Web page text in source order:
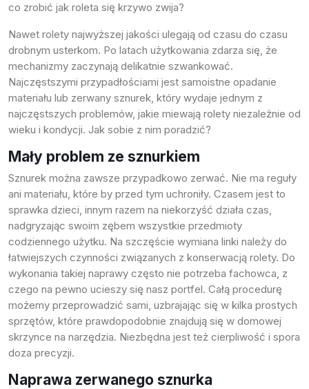
co zrobić jak roleta się krzywo zwija?
Nawet rolety najwyższej jakości ulegają od czasu do czasu
drobnym usterkom. Po latach użytkowania zdarza się, że
mechanizmy zaczynają delikatnie szwankować.
Najczęstszymi przypadłościami jest samoistne opadanie
materiału lub zerwany sznurek, który wydaje jednym z
najczęstszych problemów, jakie miewają rolety niezależnie od
wieku i kondycji. Jak sobie z nim poradzić?
Mały problem ze sznurkiem
Sznurek można zawsze przypadkowo zerwać. Nie ma reguły
ani materiału, które by przed tym uchroniły. Czasem jest to
sprawka dzieci, innym razem na niekorzyść działa czas,
nadgryzając swoim zębem wszystkie przedmioty
codziennego użytku. Na szczęście wymiana linki należy do
łatwiejszych czynności związanych z konserwacją rolety. Do
wykonania takiej naprawy często nie potrzeba fachowca, z
czego na pewno ucieszy się nasz portfel. Całą procedurę
możemy przeprowadzić sami, uzbrajając się w kilka prostych
sprzętów, które prawdopodobnie znajdują się w domowej
skrzynce na narzędzia. Niezbędna jest też cierpliwość i spora
doza precyzji.
Naprawa zerwanego sznurka